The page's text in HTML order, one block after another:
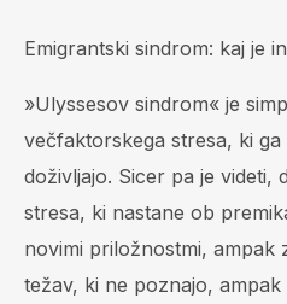
Emigrantski sindrom: kaj je
»Ulyssesov sindrom« je
večfaktorskega stresa, ki
doživljajo. Sicer pa je videti,
stresa, ki nastane ob
novimi priložnostmi, ampak
težav, ki ne poznajo, ampak